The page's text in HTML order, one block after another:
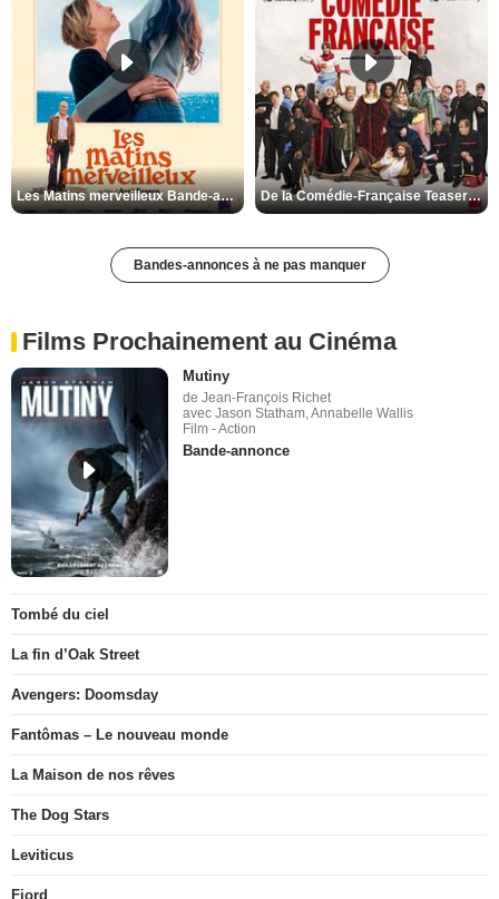
Les Matins merveilleux Bande-annonce VF De la Comédie-Française Teaser VF
Bandes-annonces à ne pas manquer
Films Prochainement au Cinéma
Mutiny
de Jean-François Richet
avec Jason Statham, Annabelle Wallis
Film - Action
Bande-annonce
Tombé du ciel
La fin d’Oak Street
Avengers: Doomsday
Fantômas – Le nouveau monde
La Maison de nos rêves
The Dog Stars
Leviticus
Fjord